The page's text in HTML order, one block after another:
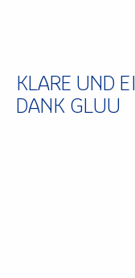
KLARE UND
DANK GLUU